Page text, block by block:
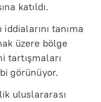
katıldı.
iddialarını tanıma
üzere bölge
tartışmaları
görünüyor.
uluslararası